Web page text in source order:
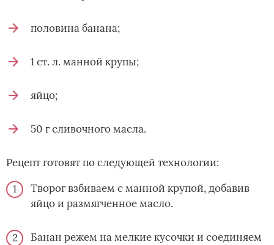
половина банана;
1 ст. л. манной крупы;
яйцо;
50 г сливочного масла.
Рецепт готовят по следующей технологии:
Творог взбиваем с манной крупой, добавив
яйцо и размягченное масло.
Банан режем на мелкие кусочки и соединяем